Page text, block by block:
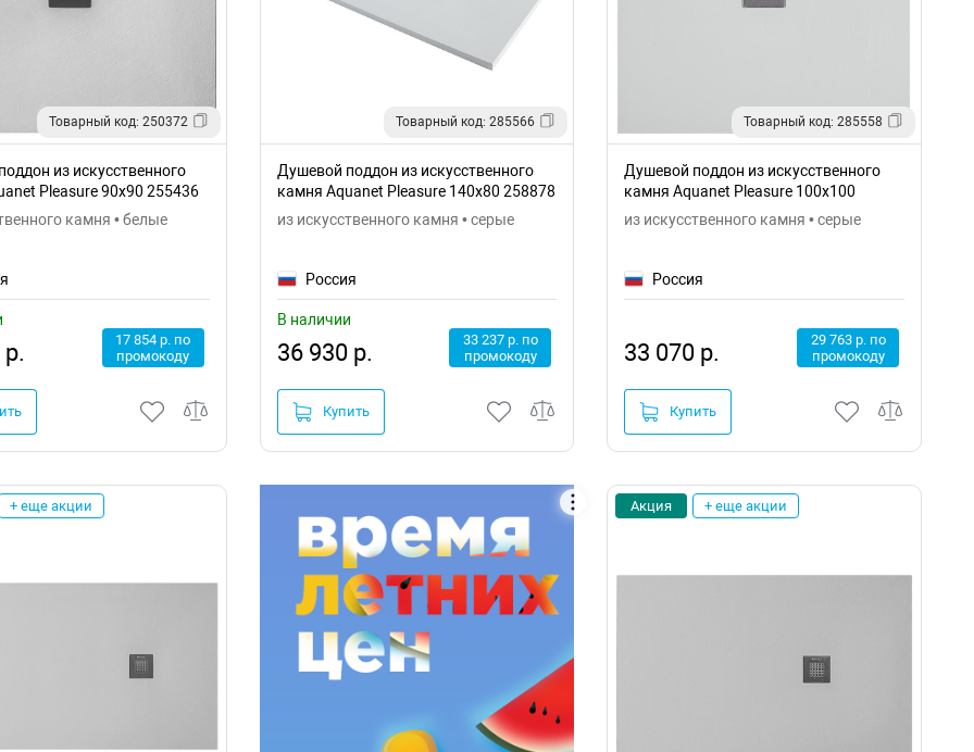
Товарный код: 250372
из искусственного
Pleasure 90x90 255436
камня • белые
17 854 р. по
промокоду
Товарный код: 285566
Душевой поддон из искусственного
камня Aquanet Pleasure 140x80 258878
из искусственного камня • серые
Россия
В наличии
36 930 р.
33 237 р. по
промокоду
Купить
Товарный код: 285558
Душевой поддон из искусственного
камня Aquanet Pleasure 100x100
из искусственного камня • серые
Россия
33 070 р.
29 763 р. по
промокоду
Купить
+ еще акции Акция + еще акции